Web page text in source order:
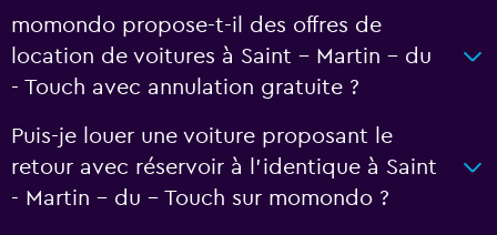
momondo propose-t-il des offres de
location de voitures à Saint - Martin - du
- Touch avec annulation gratuite ?
Puis-je louer une voiture proposant le
retour avec réservoir à l’identique à Saint
- Martin - du - Touch sur momondo ?